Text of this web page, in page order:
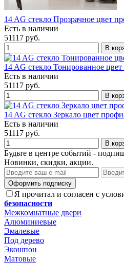
14 AG стекло Прозрачное цвет
Есть в наличии
51117 руб.
В
14 AG стекло Тонированное
Есть в наличии
51117 руб.
В
14 AG стекло Зеркало цвет
Есть в наличии
51117 руб.
В
Будьте в центре событий -
Новинки, скидки, акции.
Оформить подписку
Я прочитал и согласен с
безопасности
Межкомнатные двери
Алюминиевые
Эмалевые
Под дерево
Экошпон
Матовые